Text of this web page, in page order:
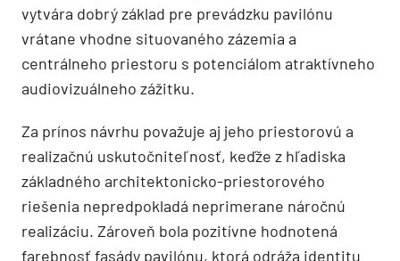
vytvára dobrý základ pre prevádzku pavilónu
vrátane vhodne situovaného zázemia a
centrálneho priestoru s potenciálom atraktívneho
audiovizuálneho zážitku.
Za prínos návrhu považuje aj jeho priestorovú a
realizačnú uskutočniteľnosť, keďže z hľadiska
základného architektonicko-priestorového
riešenia nepredpokladá neprimerane náročnú
realizáciu. Zároveň bola pozitívne hodnotená
farebnosť fasády pavilónu, ktorá odráža identitu